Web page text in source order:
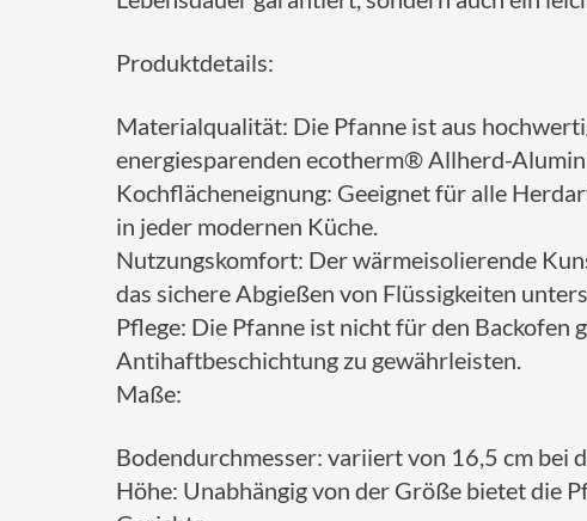
Produktdetails:
Materialqualität: Die Pfanne ist aus
energiesparenden ecotherm® Allherd-
Kochflächeneignung: Geeignet für alle
in jeder modernen Küche.
Nutzungskomfort: Der wärmeisolierende
das sichere Abgießen von Flüssigkeiten
Pflege: Die Pfanne ist nicht für den Backofen
Antihaftbeschichtung zu gewährleisten.
Maße:
Bodendurchmesser: variiert von 16,5 cm bei
Höhe: Unabhängig von der Größe bietet die